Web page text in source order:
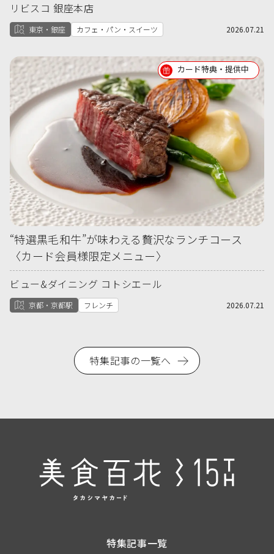
リビスコ 銀座本店
東京・銀座 カフェ・パン・スイーツ 2026.07.21
カード特典・提供中
“特選黒毛和牛”が味わえる贅沢なランチコース
〈カード会員様限定メニュー〉
ビュー&ダイニング コトシエール
京都・京都駅 フレンチ 2026.07.21
特集記事の一覧へ
特集記事一覧